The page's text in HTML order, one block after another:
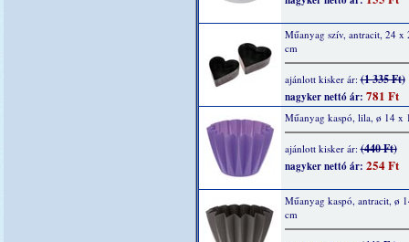
Műanyag szív, antracit, 24 x
cm
ajánlott kisker ár:(1 335 Ft)
nagyker nettó ár: 781 Ft
Műanyag kaspó, lila, ø 14 x
ajánlott kisker ár:(440 Ft)
nagyker nettó ár: 254 Ft
Műanyag kaspó, antracit, ø
cm